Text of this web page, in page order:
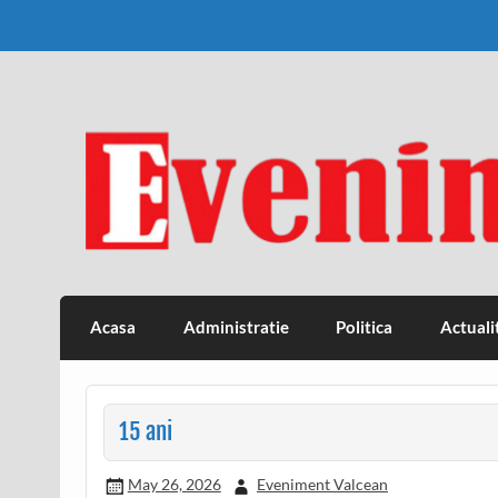
Eveniment Valcean
Acasa Administratie Politica
15 ani
May 26, 2026 Eveniment Valcean